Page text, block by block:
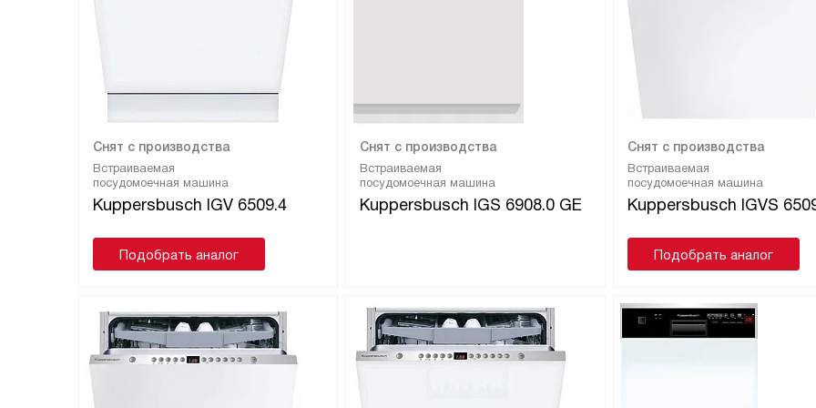
Встраиваемая
посудомоечная машина
Kuppersbusch IGV 6509.4
Снят с производства
Подобрать аналог
Встраиваемая
посудомоечная машина
Kuppersbusch IGS 6908.0 GE
Снят с производства
Встраиваемая
посудомоечная машина
Kuppersbusch IGVS
Снят с производства
Подобрать аналог